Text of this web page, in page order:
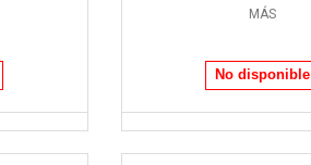
MÁS
No disponible
Vista rápida